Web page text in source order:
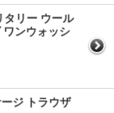
リー ウール
ワンウォッシ
ジ トラウザ